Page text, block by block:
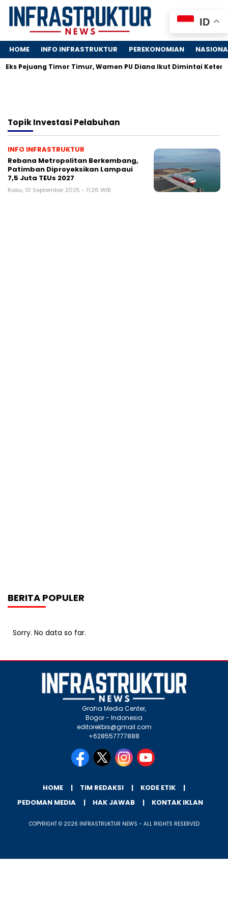
HOME INFO INFRASTRUKTUR PEREKONOMIAN
Pejuang Timor Timur, Wamen PU Diana Ikut Dimintai
TopikInvestasi Pelabuhan
INFO INFRASTRUKTUR
Rebana Metropolitan Berkembang,
Patimban Diproyeksikan Lampaui
7,5 Juta TEUs 2027
Rabu, 10 September 2025 - 11:26 WIB
BERITA POPULER
Sorry. No data so far.
ID
Graha Media Center,
Bogor - Indonesia
editorekbis@gmail.com
+628557777888
HOME TIM REDAKSI
KODE ETIK
PEDOMAN MEDIA
HAK JAWAB KONTAK IKLAN
COPYRIGHT © 2026 INFRASTRUKTUR NEWS - ALL RIGHTS RESERVED